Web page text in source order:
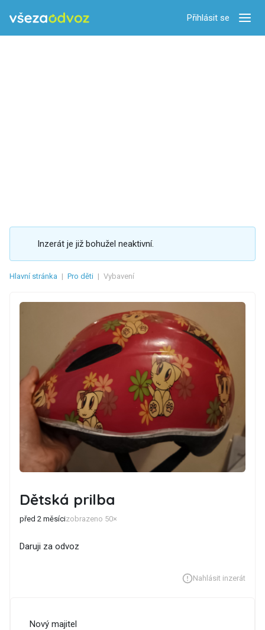
Přihlásit se
Inzerát je již bohužel neaktivní.
Hlavní stránka | Pro děti | Vybavení
Dětská prilba
před 2 měsícizobrazeno 50×
Daruji za odvoz
Nahlásit inzerát
Nový majitel